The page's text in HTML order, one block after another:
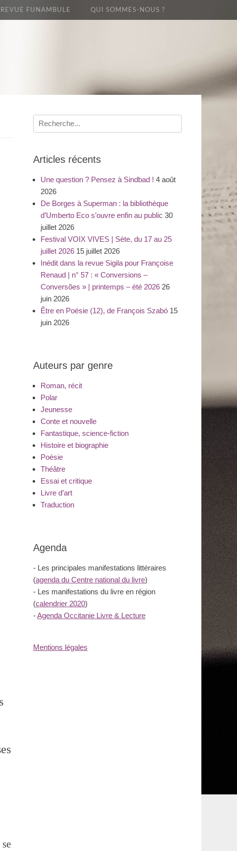
REVUE FUNAMBULE QUI SOMMES-NOUS ?
Recherche
pour
Articles récents
Une question ? Pensez à Sindbad ! 4 août
2026
De Borges à Superman : la bibliothèque
d’Umberto Eco s’ouvre enfin au public 30
juillet 2026
Festival VOIX VIVES | Sète, du 17 au 25
juillet 2026 15 juillet 2026
Inédit dans la revue Sigila pour Françoise
Renaud | n° 57 : « Conversions –
Conversões » | printemps – été 2026 26
juin 2026
Être en Poésie (12), de François Szabó 15
juin 2026
Auteurs par genre
Roman, récit
Polar
Jeunesse
Conte et nouvelle
Fantastique, science-fiction
Histoire et biographie
Poésie
Théâtre
Essai et critique
Livre d’art
Traduction
Agenda
- Les principales manifestations littéraires
(agenda du Centre national du livre)
- Les manifestations du livre en région
(calendrier 2020)
-Agenda Occitanie Livre & Lecture
Mentions légales